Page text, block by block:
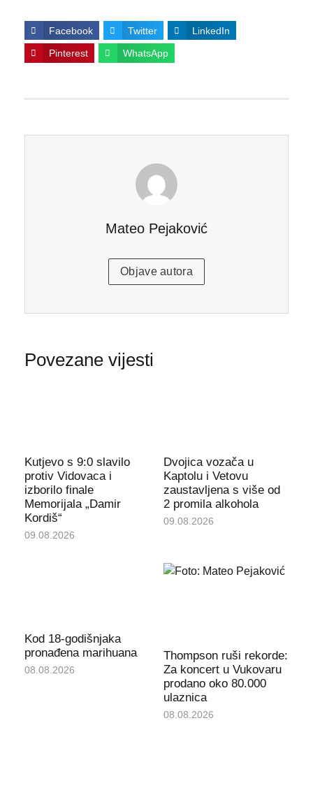
Facebook Twitter LinkedIn
Pinterest WhatsApp
Mateo Pejaković
Objave autora
Povezane vijesti
Kutjevo s 9:0 slavilo
protiv Vidovaca i
izborilo finale
Memorijala „Damir
Kordiš“
09.08.2026
Dvojica vozača u
Kaptolu i Vetovu
zaustavljena s više od
2 promila alkohola
09.08.2026
Kod 18-godišnjaka
pronađena marihuana
08.08.2026
Thompson ruši rekorde:
Za koncert u Vukovaru
prodano oko 80.000
ulaznica
08.08.2026